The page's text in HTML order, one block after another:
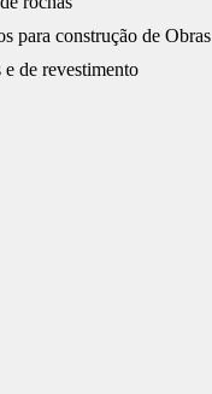
para construção de
de revestimento